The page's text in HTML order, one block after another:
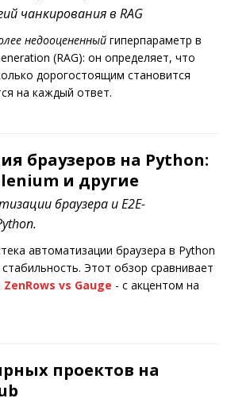
чанкирования в RAG
недооцененныйгиперпараметр в
(RAG): он определяет, что
дорогостоящим становится
на каждый ответ.
браузеров на Python:
и другие
браузера и E2E-
автоматизации браузера в Python
Этот обзор сравнивает
ZenRows vs Gauge - с акцентом на
проектов на